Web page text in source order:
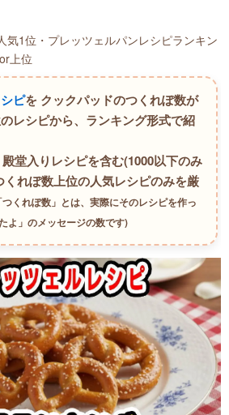
気1位・プレッツェルパンレシピランキン
上位
ピを クックパッドのつくれぽ数が
レシピから、ランキング形式で紹
堂入りレシピを含む(1000以下のみ
れぽ数上位の人気レシピのみを厳
くれぽ数」とは、実際にそのレシピを作っ
よ」のメッセージの数です)